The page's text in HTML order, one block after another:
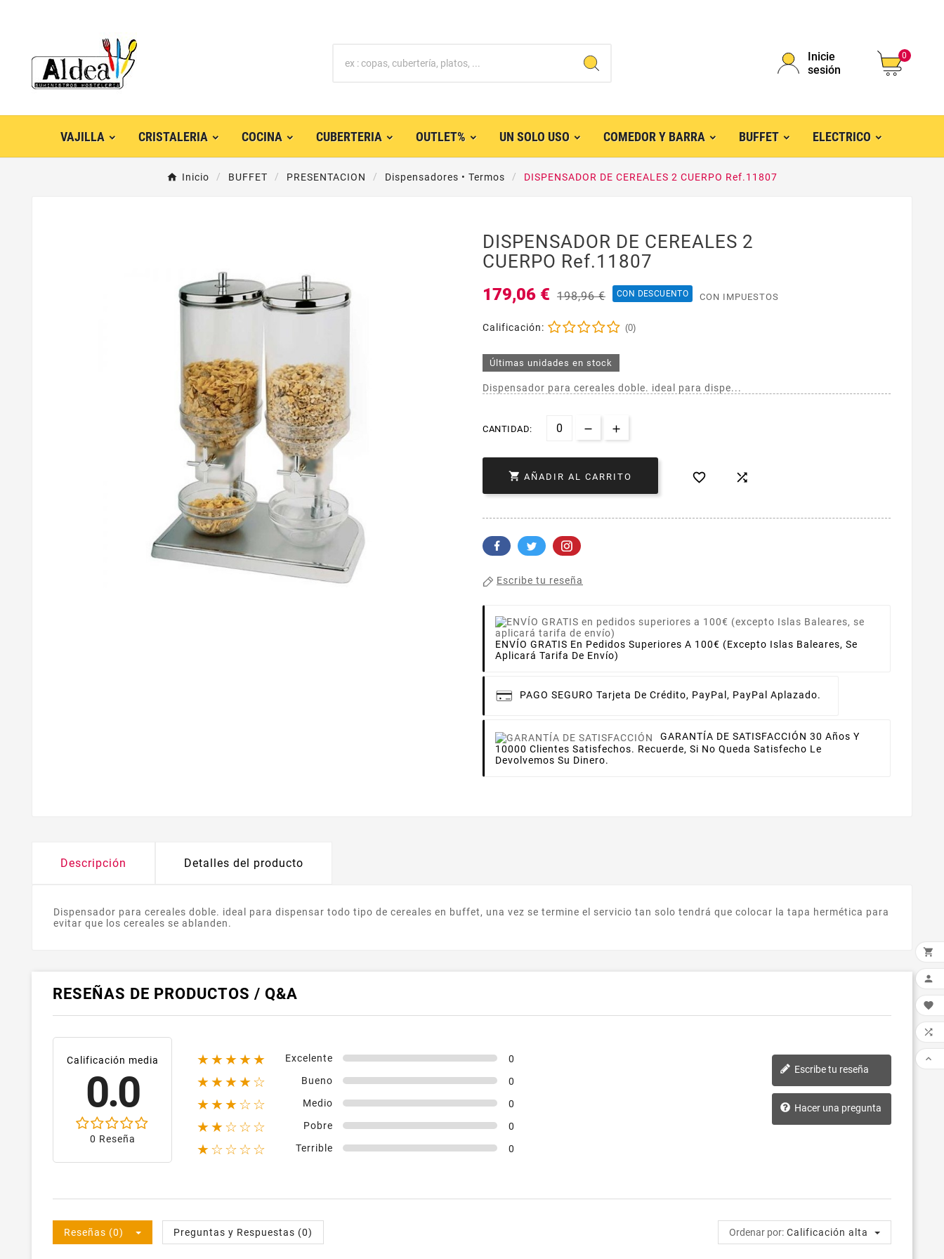
Inicie
sesión
0
VAJILLA CRISTALERIA COCINA CUBERTERIA OUTLET% UN SOLO USO COMEDOR Y BARRA BUFFET ELECTRICO
Inicio BUFFET PRESENTACION Dispensadores • Termos DISPENSADOR DE CEREALES 2 CUERPO Ref.11807
DISPENSADOR DE CEREALES 2
CUERPO Ref.11807
179,06 € 198,96 € CON DESCUENTO CON IMPUESTOS
Calificación: (0)
Últimas unidades en stock
Dispensador para cereales doble. ideal para dispe...
CANTIDAD:
 AÑADIR AL CARRITO  
Escribe tu reseña
ENVÍO GRATIS En Pedidos Superiores A 100€ (excepto Islas Baleares, Se
Aplicará Tarifa De Envío)
PAGO SEGURO Tarjeta De Crédito, PayPal, PayPal Aplazado.
GARANTÍA DE SATISFACCIÓN 30 Años Y
10000 Clientes Satisfechos. Recuerde, Si No Queda Satisfecho Le
Devolvemos Su Dinero.
Descripción Detalles del producto
Dispensador para cereales doble. ideal para dispensar todo tipo de cereales en buffet, una vez se termine el servicio tan solo tendrá que colocar la tapa hermética para
evitar que los cereales se ablanden.
RESEÑAS DE PRODUCTOS / Q&A
Calificación media
0.0
0 Reseña
★★★★★ Excelente 0
★★★★☆ Bueno 0
★★★☆☆ Medio 0
★★☆☆☆ Pobre 0
★☆☆☆☆ Terrible 0
Escribe tu reseña
Hacer una pregunta
Reseñas (0) Preguntas y Respuestas (0) Ordenar por: Calificación alta




